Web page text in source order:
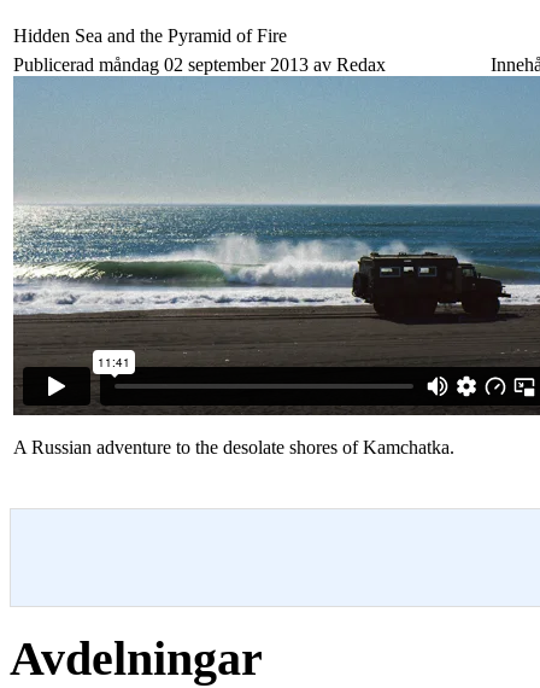
Hidden Sea and the Pyramid of Fire
Publicerad måndag 02 september 2013 av Redax
A Russian adventure to the desolate shores of Kamchatka.
Avdelningar